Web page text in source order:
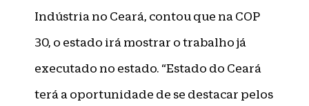
Indústria no Ceará, contou que na COP
30, o estado irá mostrar o trabalho já
executado no estado. “Estado do Ceará
terá a oportunidade de se destacar pelos